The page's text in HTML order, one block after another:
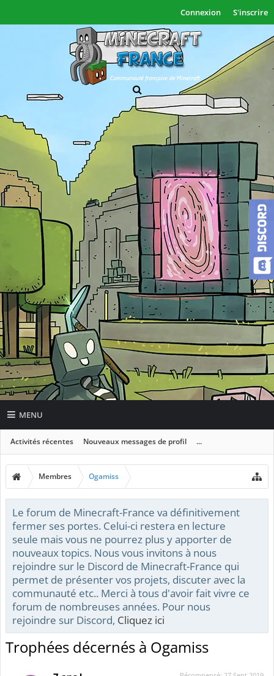
Connexion S'inscrire
MENU
Activités récentes Nouveaux messages de profil ...
Membres Ogamiss
Le forum de Minecraft-France va définitivement
fermer ses portes. Celui-ci restera en lecture
seule mais vous ne pourrez plus y apporter de
nouveaux topics. Nous vous invitons à nous
rejoindre sur le Discord de Minecraft-France qui
permet de présenter vos projets, discuter avec la
communauté etc.. Merci à tous d'avoir fait vivre ce
forum de nombreuses années. Pour nous
rejoindre sur Discord, Cliquez ici
Trophées décernés à Ogamiss